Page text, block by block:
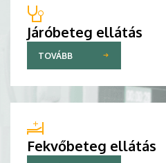
Járóbeteg ellátás
TOVÁBB
Fekvőbeteg ellátás